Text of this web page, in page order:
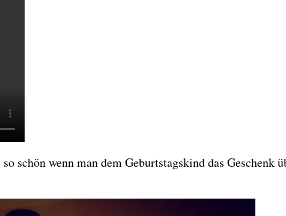
schön wenn man dem Geburtstagskind das Geschenk